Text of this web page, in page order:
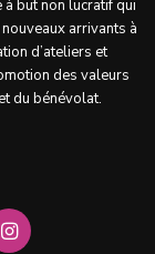
but non lucratif qui
arrivants à
d’ateliers et
des valeurs
du bénévolat.
Instagram